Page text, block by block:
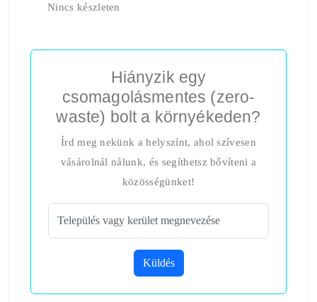
Nincs készleten
Hiányzik egy
csomagolásmentes (zero-
waste) bolt a környékeden?
Írd meg nekünk a helyszínt, ahol szívesen
vásárolnál nálunk, és segíthetsz bővíteni a
közösségünket!
Küldés